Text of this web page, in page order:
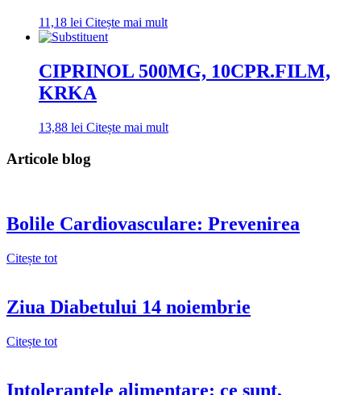
11,18 lei Citește mai mult
CIPRINOL 500MG, 10CPR.FILM,
KRKA
13,88 lei Citește mai mult
Articole blog
Bolile Cardiovasculare: Prevenirea
Citește tot
Ziua Diabetului 14 noiembrie
Citește tot
Intoleranțele alimentare: ce sunt,